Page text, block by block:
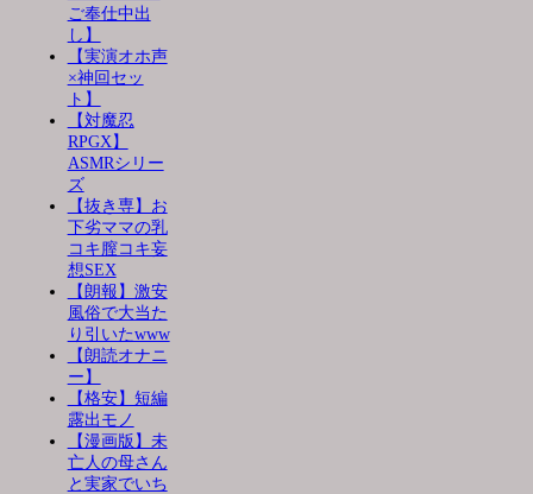
ご奉仕中出
し】
【実演オホ声
×神回セッ
ト】
【対魔忍
RPGX】
ASMRシリー
ズ
【抜き専】お
下劣ママの乳
コキ膣コキ妄
想SEX
【朗報】激安
風俗で大当た
り引いたwww
【朗読オナニ
ー】
【格安】短編
露出モノ
【漫画版】未
亡人の母さん
と実家でいち